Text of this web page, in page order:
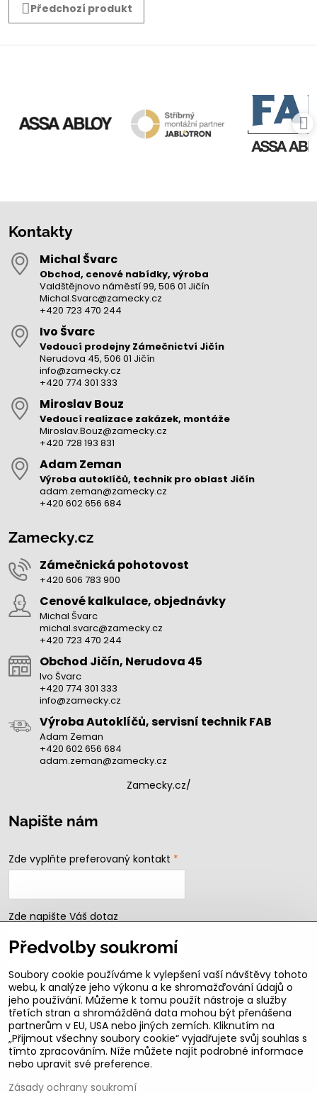
Předchozí produkt
Kontakty
Michal Švarc
Obchod, cenové nabídky, výroba
Valdštějnovo náměstí 99, 506 01 Jičín
Michal.Svarc@zamecky.cz
+420 723 470 244
Ivo Švarc
Vedoucí prodejny Zámečnictví Jičín
Nerudova 45, 506 01 Jičín
info@zamecky.cz
+420 774 301 333
Miroslav Bouz
Vedoucí realizace zakázek, montáže
Miroslav.Bouz@zamecky.cz
+420 728 193 831
Adam Zeman
Výroba autoklíčů, technik pro oblast Jičín
adam.zeman@zamecky.cz
+420 602 656 684
Zamecky.cz
Zámečnická pohotovost
+420 606 783 900
Cenové kalkulace, objednávky
Michal Švarc
michal.svarc@zamecky.cz
+420 723 470 244
Obchod Jičín, Nerudova 45
Ivo Švarc
+420 774 301 333
info@zamecky.cz
Výroba Autoklíčů, servisní technik FAB
Adam Zeman
+420 602 656 684
adam.zeman@zamecky.cz
Zamecky.cz/
Napište nám
Zde vyplňte preferovaný kontakt *
Zde napište Váš dotaz
Odeslat
B2b podmínky pro registrované partnery
Předvolby soukromí
Soubory cookie používáme k vylepšení vaší návštěvy tohoto
webu, k analýze jeho výkonu a ke shromažďování údajů o
jeho používání. Můžeme k tomu použít nástroje a služby
třetích stran a shromážděná data mohou být přenášena
partnerům v EU, USA nebo jiných zemích. Kliknutím na
„Přijmout všechny soubory cookie“ vyjadřujete svůj souhlas s
tímto zpracováním. Níže můžete najít podrobné informace
nebo upravit své preference.
Zásady ochrany soukromí